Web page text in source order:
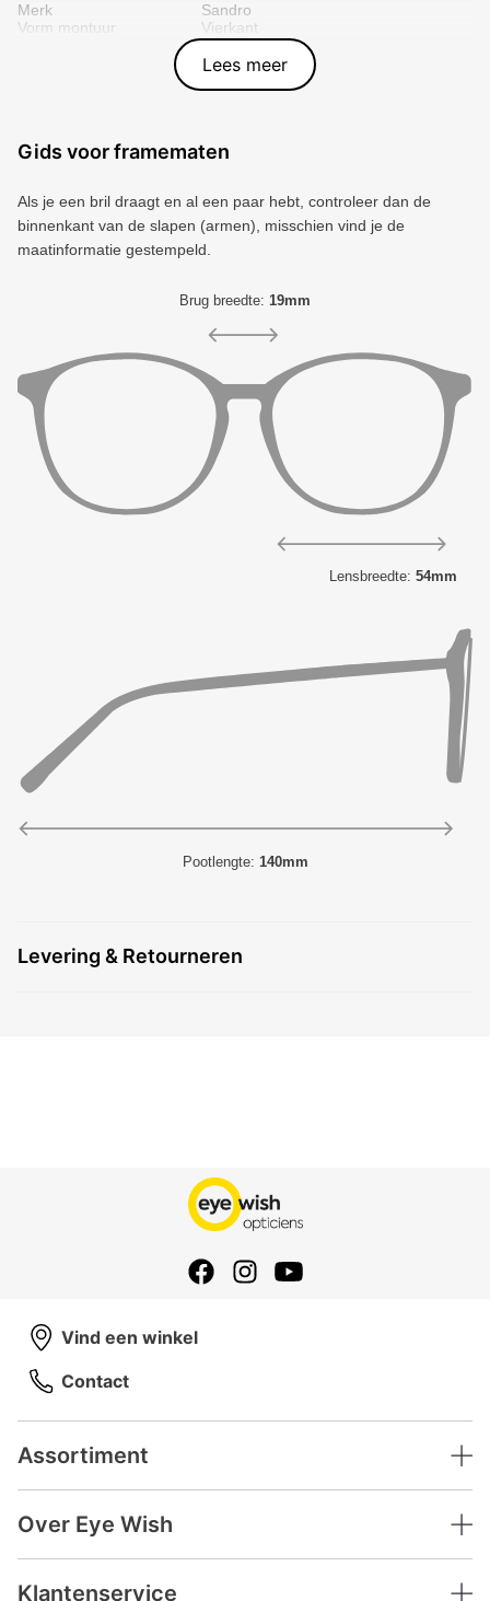
Merk
Sandro
Vorm montuur
Vierkant
Bruin
Plastic
4894917115904
Lees meer
Gids voor framematen
Als je een bril draagt ​​en al een paar hebt, controleer dan de
binnenkant van de slapen (armen), misschien vind je de
maatinformatie gestempeld.
Brug breedte: 19mm
Lensbreedte: 54mm
Pootlengte: 140mm
Levering & Retourneren
Assortiment
Over Eye Wish
Klantenservice
Vind een winkel
Contact